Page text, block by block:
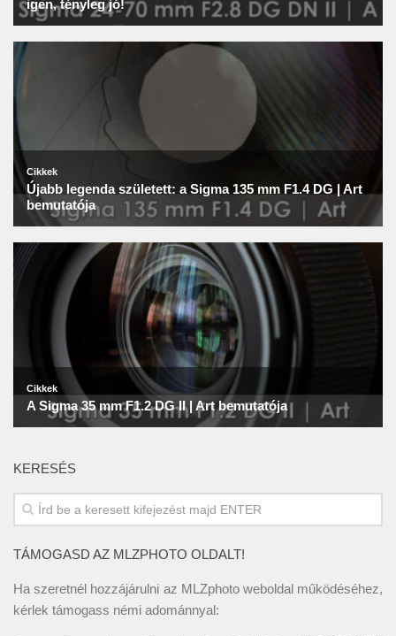
KERESÉS
TÁMOGASD AZ MLZPHOTO OLDALT!
Ha szeretnél hozzájárulni az MLZphoto weboldal működéséhez,
kérlek támogass némi adománnyal: